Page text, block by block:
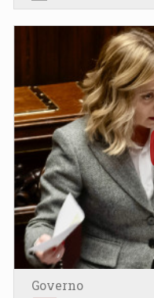
Governo